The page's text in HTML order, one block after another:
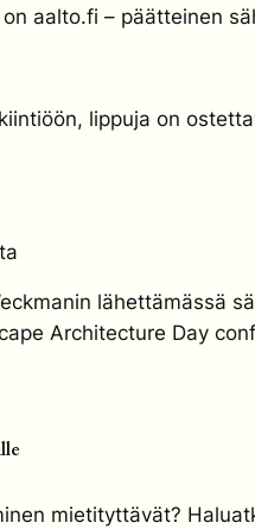
aalto.fi – päätteinen
lippuja on
lähettämässä
Architecture Day
mietityttävät?